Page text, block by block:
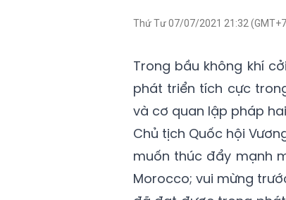
Thứ Tư 07/07/2021 21:32
Trong bầu không khí
phát triển tích cực
và cơ quan lập pháp
Chủ tịch Quốc hội
muốn thúc đẩy mạnh
Morocco; vui mừng